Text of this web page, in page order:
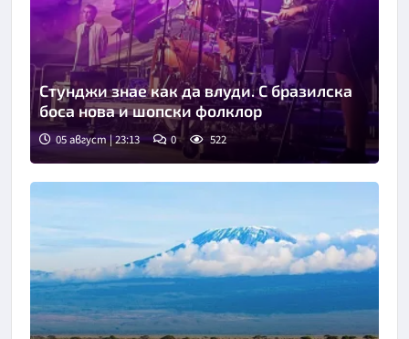
Стунджи знае как да влуди. С бразилска
боса нова и шопски фолклор
05 август | 23:13 0 522